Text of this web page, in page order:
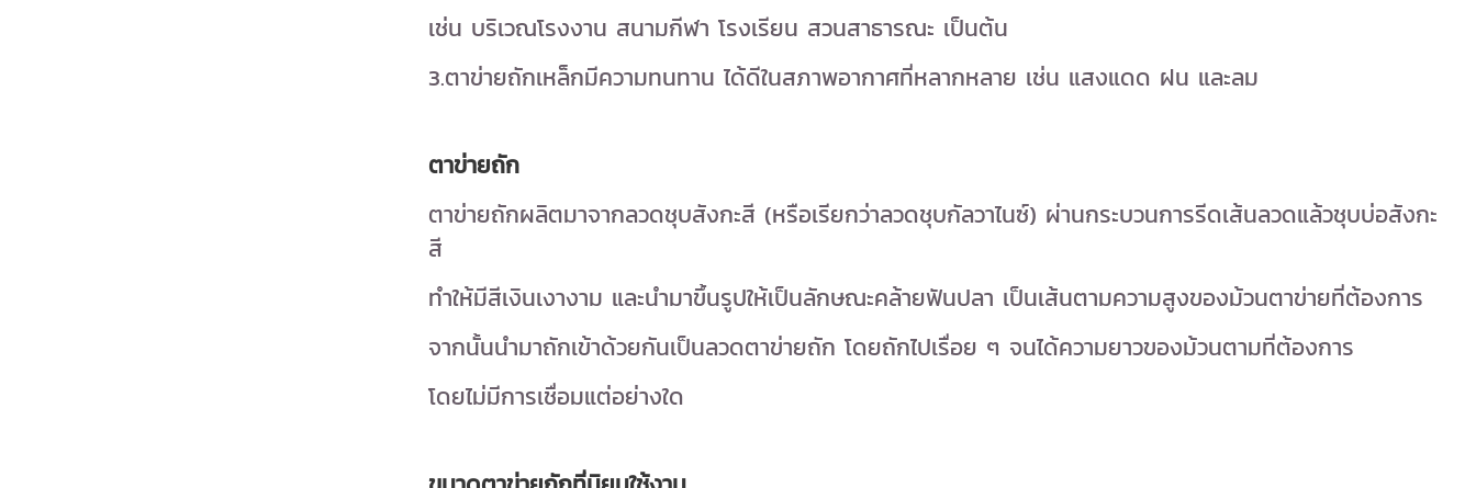
เช่น บริเวณโรงงาน สนามกีฬา โรงเรียน สวนสาธารณะ เป็นต้น
3.ตาข่ายถักเหล็กมีความทนทาน ได้ดีในสภาพอากาศที่หลากหลาย เช่น แสงแดด ฝน และลม
ตาข่ายถัก
ตาข่ายถักผลิตมาจากลวดชุบสังกะสี (หรือเรียกว่าลวดชุบกัลวาไนซ์) ผ่านกระบวนการรีดเส้นลวดแล้วชุบบ่อสังกะ
สี
ทำให้มีสีเงินเงางาม และนำมาขึ้นรูปให้เป็นลักษณะคล้ายฟันปลา เป็นเส้นตามความสูงของม้วนตาข่ายที่ต้องการ
จากนั้นนำมาถักเข้าด้วยกันเป็นลวดตาข่ายถัก โดยถักไปเรื่อย ๆ จนได้ความยาวของม้วนตามที่ต้องการ
โดยไม่มีการเชื่อมแต่อย่างใด